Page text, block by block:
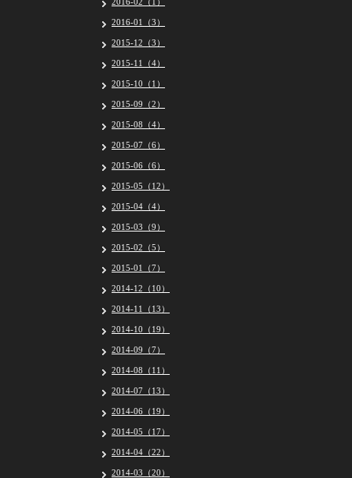
2016-01（3）
2015-12（3）
2015-11（4）
2015-10（1）
2015-09（2）
2015-08（4）
2015-07（6）
2015-06（6）
2015-05（12）
2015-04（4）
2015-03（9）
2015-02（5）
2015-01（7）
2014-12（10）
2014-11（13）
2014-10（19）
2014-09（7）
2014-08（11）
2014-07（13）
2014-06（19）
2014-05（17）
2014-04（22）
2014-03（20）